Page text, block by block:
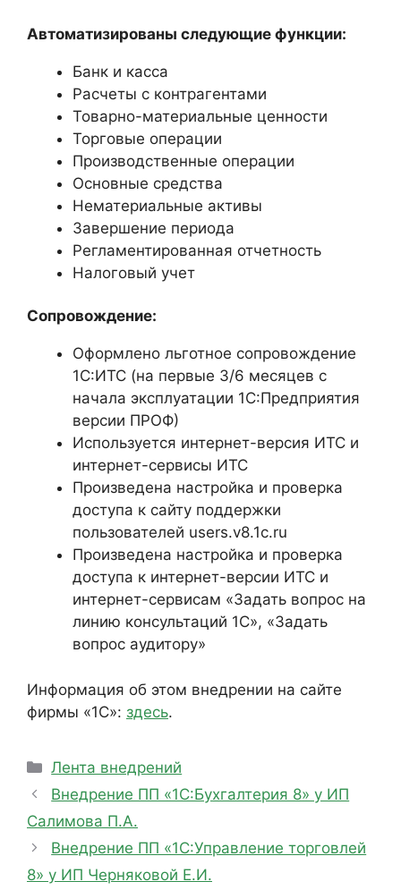
Автоматизированы следующие функции:
Банк и касса
Расчеты с контрагентами
Товарно-материальные ценности
Торговые операции
Производственные операции
Основные средства
Нематериальные активы
Завершение периода
Регламентированная отчетность
Налоговый учет
Сопровождение:
Оформлено льготное сопровождение
1С:ИТС (на первые 3/6 месяцев с
начала эксплуатации 1С:Предприятия
версии ПРОФ)
Используется интернет-версия ИТС и
интернет-сервисы ИТС
Произведена настройка и проверка
доступа к сайту поддержки
пользователей users.v8.1c.ru
Произведена настройка и проверка
доступа к интернет-версии ИТС и
интернет-сервисам «Задать вопрос на
линию консультаций 1С», «Задать
вопрос аудитору»
Информация об этом внедрении на сайте
фирмы «1С»: здесь.
Рубрики
Лента внедрений
Внедрение ПП «1С:Бухгалтерия 8» у ИП
Салимова П.А.
Внедрение ПП «1С:Управление торговлей
8» у ИП Черняковой Е.И.